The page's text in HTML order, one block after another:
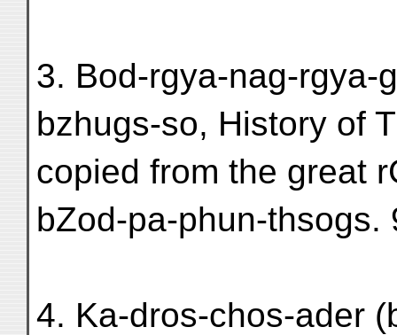
3. Bod-rgya-nag-rgya-
bzhugs-so, History of
copied from the great
bZod-pa-phun-thsogs.
4. Ka-dros-chos-ader